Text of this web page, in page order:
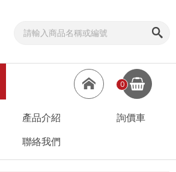
0
產品介紹
詢價車
聯絡我們